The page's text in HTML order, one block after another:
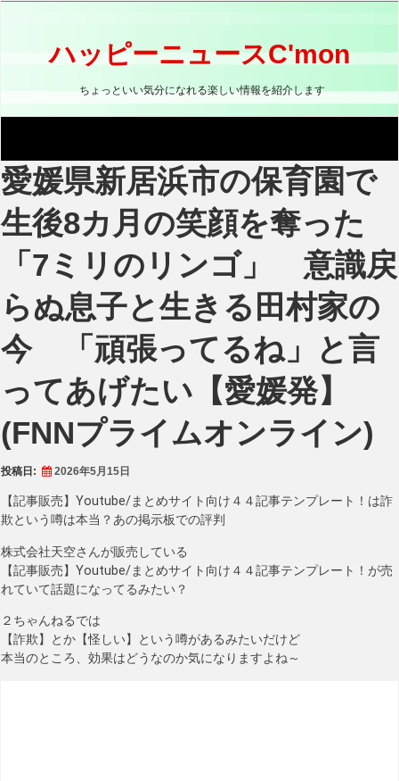
ス
ッ
プ
ハッピーニュースC'mon
ちょっといい気分になれる楽しい情報を紹介します
愛媛県新居浜市の保育園で
生後8カ月の笑顔を奪った
「7ミリのリンゴ」 意識戻
らぬ息子と生きる田村家の
今 「頑張ってるね」と言
ってあげたい【愛媛発】
(FNNプライムオンライン)
投稿日: 2026年5月15日
【記事販売】Youtube/まとめサイト向け４４記事テンプレート！は詐
欺という噂は本当？あの掲示板での評判
株式会社天空さんが販売している
【記事販売】Youtube/まとめサイト向け４４記事テンプレート！が売
れていて話題になってるみたい？
２ちゃんねるでは
【詐欺】とか【怪しい】という噂があるみたいだけど
本当のところ、効果はどうなのか気になりますよね～